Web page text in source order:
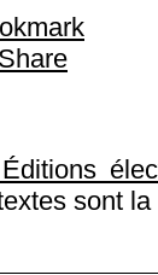
sont